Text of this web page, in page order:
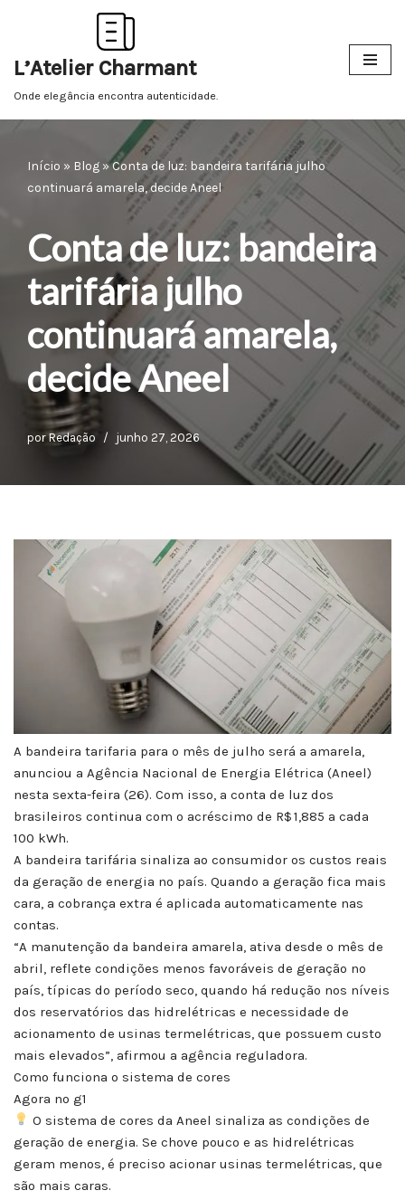
para
o
L’Atelier Charmant
Onde elegância encontra autenticidade.
Início » Blog »Conta de luz: bandeira tarifária julho
continuará amarela, decide Aneel
Conta de luz: bandeira
tarifária julho
continuará amarela,
decide Aneel
porRedação junho 27, 2026
A bandeira tarifaria para o mês de julho será a amarela,
anunciou a Agência Nacional de Energia Elétrica (Aneel)
nesta sexta-feira (26). Com isso, a conta de luz dos
brasileiros continua com o acréscimo de R$ 1,885 a cada
100 kWh.
A bandeira tarifária sinaliza ao consumidor os custos reais
da geração de energia no país. Quando a geração fica mais
cara, a cobrança extra é aplicada automaticamente nas
contas.
“A manutenção da bandeira amarela, ativa desde o mês de
abril, reflete condições menos favoráveis de geração no
país, típicas do período seco, quando há redução nos níveis
dos reservatórios das hidrelétricas e necessidade de
acionamento de usinas termelétricas, que possuem custo
mais elevados”, afirmou a agência reguladora.
Como funciona o sistema de cores
Agora no g1
O sistema de cores da Aneel sinaliza as condições de
geração de energia. Se chove pouco e as hidrelétricas
geram menos, é preciso acionar usinas termelétricas, que
são mais caras.